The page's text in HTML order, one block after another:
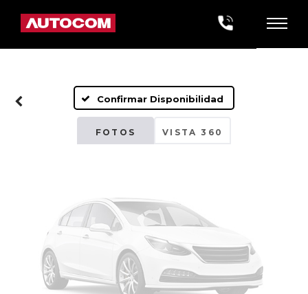
Confirmar Disponibilidad
FOTOS VISTA 360
Fotos No
Disponibles
Por favor, revise luego